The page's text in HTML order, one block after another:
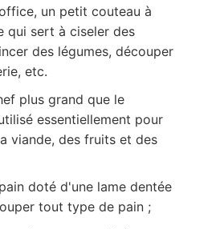
un petit couteau à
qui sert à ciseler des
des légumes, découper
etc.
plus grand que le
essentiellement pour
viande, des fruits et des
doté d'une lame dentée
tout type de pain ;